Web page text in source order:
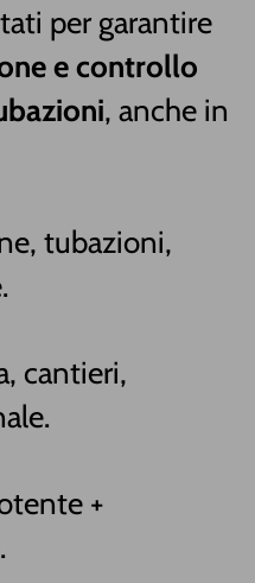
per garantire
e controllo
, anche in
tubazioni,
cantieri,
+